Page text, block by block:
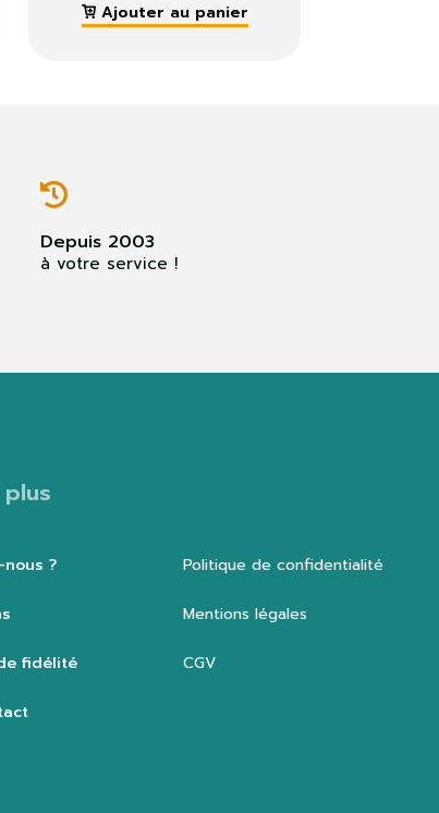
Ajouter au panier
Depuis 2003
à votre service !
?
fidélité
Politique de confidentialité
Mentions légales
CGV